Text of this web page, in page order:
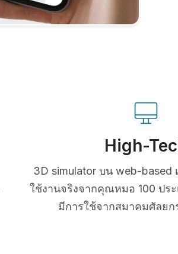
High-
3D simulator บน web-based
ใช้งานจริงจากคุณหมอ 100 ปร
มีการใช้จากสมาคมศัลย